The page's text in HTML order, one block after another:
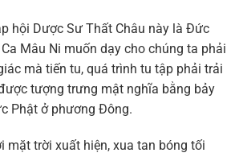
hội Dược Sư Thất Châu này là Đức
Mâu Ni muốn dạy cho chúng ta phải
mà tiến tu, quá trình tu tập phải trải
tượng trưng mật nghĩa bằng bảy
Phật ở phương Đông.
mặt trời xuất hiện, xua tan bóng tối